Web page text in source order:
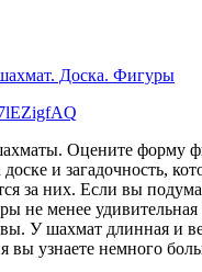
Доска. Фигуры
Оцените форму
и загадочность,
за них. Если вы
не менее удивительная
У шахмат длинная и
вы узнаете немного